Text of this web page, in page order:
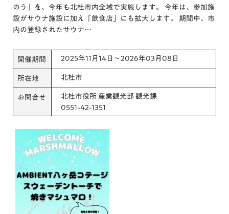
のう」を、今年も北杜市内全域で実施します。 今年は、参加施
設がサウナ施設に加え「飲食店」にも拡大します。 期間中、市
内の登録されたサウナ…
開催期間 2025年11月14日～2026年03月08日
所在地 北杜市
お問合せ
北杜市役所 産業観光部 観光課
0551-42-1351